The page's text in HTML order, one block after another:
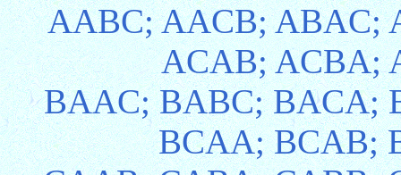
AABC; AACB; ABAC;
ACAB; ACBA;
BAAC; BABC; BACA;
BCAA; BCAB;